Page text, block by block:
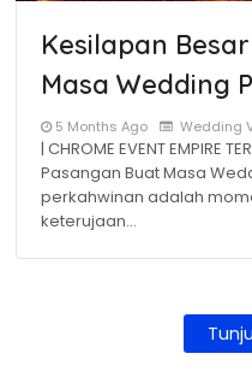
Kesilapan
Masa Wedding
5 Months Ago Wedding
| CHROME EVENT EMPIRE
Pasangan Buat Masa
perkahwinan adalah
keterujaan…